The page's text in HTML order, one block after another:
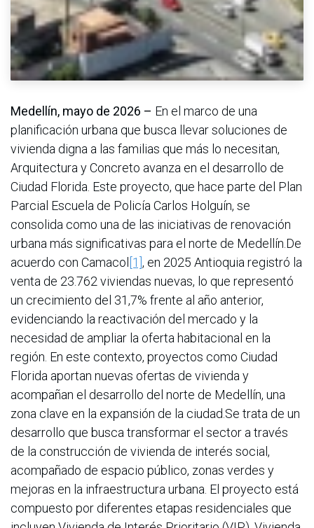
Medellín, mayo de 2026 – En el marco de una
planificación urbana que busca llevar soluciones de
vivienda digna a las familias que más lo necesitan,
Arquitectura y Concreto avanza en el desarrollo de
Ciudad Florida. Este proyecto, que hace parte del Plan
Parcial Escuela de Policía Carlos Holguín, se
consolida como una de las iniciativas de renovación
urbana más significativas para el norte de Medellín.De
acuerdo con Camacol[1], en 2025 Antioquia registró la
venta de 23.762 viviendas nuevas, lo que representó
un crecimiento del 31,7% frente al año anterior,
evidenciando la reactivación del mercado y la
necesidad de ampliar la oferta habitacional en la
región. En este contexto, proyectos como Ciudad
Florida aportan nuevas ofertas de vivienda y
acompañan el desarrollo del norte de Medellín, una
zona clave en la expansión de la ciudad.Se trata de un
desarrollo que busca transformar el sector a través
de la construcción de vivienda de interés social,
acompañado de espacio público, zonas verdes y
mejoras en la infraestructura urbana. El proyecto está
compuesto por diferentes etapas residenciales que